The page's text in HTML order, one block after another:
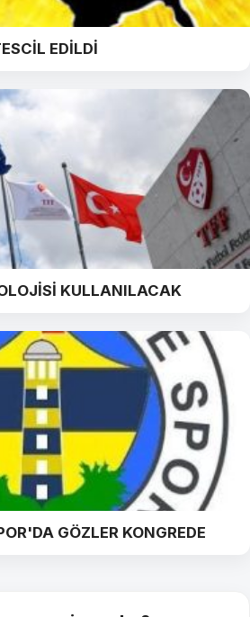
EDİLDİ
KULLANILACAK
GÖZLER KONGREDE